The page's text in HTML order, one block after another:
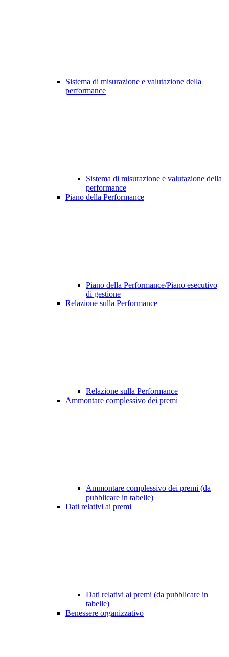
Sistema di misurazione e valutazione della
performance
Sistema di misurazione e valutazione della
performance
Piano della Performance
Piano della Performance/Piano esecutivo
di gestione
Relazione sulla Performance
Relazione sulla Performance
Ammontare complessivo dei premi
Ammontare complessivo dei premi (da
pubblicare in tabelle)
Dati relativi ai premi
Dati relativi ai premi (da pubblicare in
tabelle)
Benessere organizzativo